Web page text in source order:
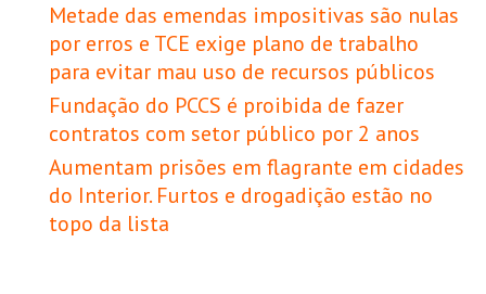
Metade das emendas impositivas são nulas
por erros e TCE exige plano de trabalho
para evitar mau uso de recursos públicos
Fundação do PCCS é proibida de fazer
contratos com setor público por 2 anos
Aumentam prisões em flagrante em cidades
do Interior. Furtos e drogadição estão no
topo da lista